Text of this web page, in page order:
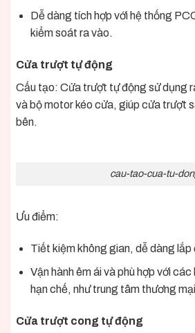
Dễ dàng tích hợp với hệ thống
kiểm soát ra vào.
Cửa trượt tự động
Cấu tạo: Cửa trượt tự động sử dụng
và bộ motor kéo cửa, giúp cửa trượt
bên.
cau-tao-cua-tu-
Ưu điểm:
Tiết kiệm không gian, dễ dàng lắp
Vận hành êm ái và phù hợp với
hạn chế, như trung tâm thương
Cửa trượt cong tự động